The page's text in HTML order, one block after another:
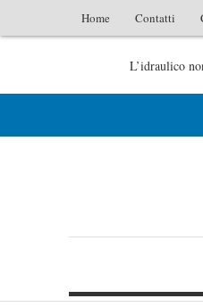
Home Contatti
L’idraulico non